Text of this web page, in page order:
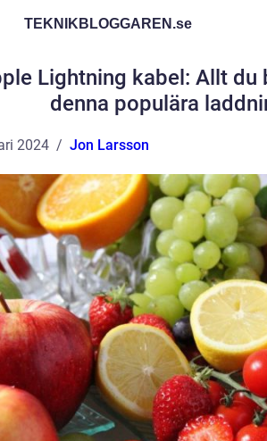
TEKNIKBLOGGAREN.se
Lightning kabel: Allt du
denna populära
2024 Jon Larsson